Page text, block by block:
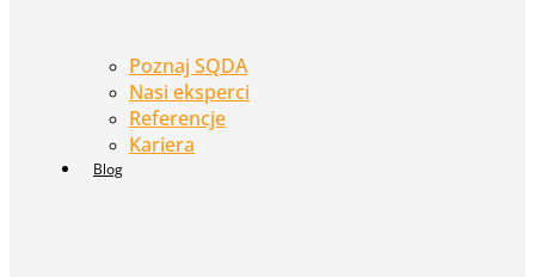
Poznaj SQDA
Nasi eksperci
Referencje
Kariera
Blog